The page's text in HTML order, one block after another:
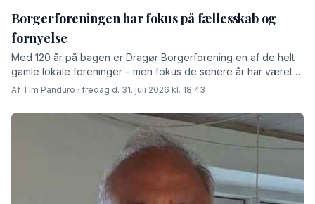
Borgerforeningen har fokus på fællesskab og
fornyelse
Med 120 år på bagen er Dragør Borgerforening en af de helt
gamle lokale foreninger – men fokus de senere år har været at
skabe rammer for fremtiden fortæller den afgåede formand
Af Tim Panduro · fredag d. 31. juli 2026 kl. 18.43